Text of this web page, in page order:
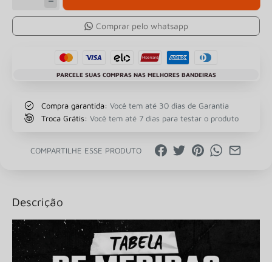
Comprar pelo whatsapp
PARCELE SUAS COMPRAS NAS MELHORES BANDEIRAS
Compra garantida: Você tem até 30 dias de Garantia
Troca Grátis: Você tem até 7 dias para testar o produto
COMPARTILHE ESSE PRODUTO
Descrição